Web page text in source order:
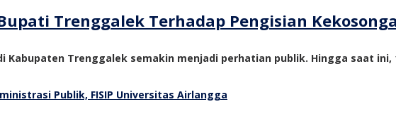
Trenggalek Terhadap Pengisian
Trenggalek semakin menjadi perhatian publik. Hingga saat ini,